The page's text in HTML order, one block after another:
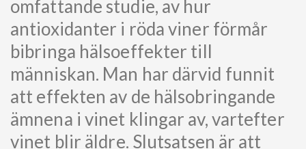
omfattande studie, av hur
antioxidanter i röda viner förmår
bibringa hälsoeffekter till
människan. Man har därvid funnit
att effekten av de hälsobringande
ämnena i vinet klingar av, vartefter
vinet blir äldre. Slutsatsen är att